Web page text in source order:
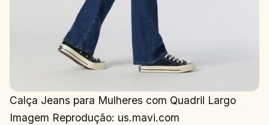
Calça Jeans para Mulheres com Quadril Largo
Imagem Reprodução: us.mavi.com